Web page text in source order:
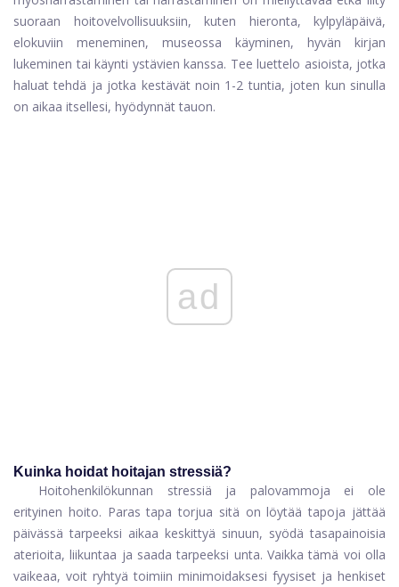
suoraan hoitovelvollisuuksiin, kuten hieronta, kylpyläpäivä,
elokuviin meneminen, museossa käyminen, hyvän kirjan
lukeminen tai käynti ystävien kanssa. Tee luettelo asioista, jotka
haluat tehdä ja jotka kestävät noin 1-2 tuntia, joten kun sinulla
on aikaa itsellesi, hyödynnät tauon.
ad
Kuinka hoidat hoitajan stressiä?
Hoitohenkilökunnan stressiä ja palovammoja ei ole
erityinen hoito. Paras tapa torjua sitä on löytää tapoja jättää
päivässä tarpeeksi aikaa keskittyä sinuun, syödä tasapainoisia
aterioita, liikuntaa ja saada tarpeeksi unta. Vaikka tämä voi olla
vaikeaa, voit ryhtyä toimiin minimoidaksesi fyysiset ja henkiset